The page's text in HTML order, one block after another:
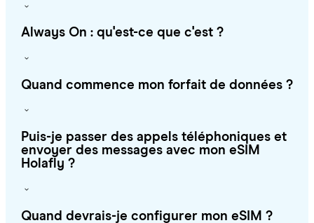
Always On : qu'est-ce que c'est ?
Quand commence mon forfait de données ?
Puis-je passer des appels téléphoniques et
envoyer des messages avec mon eSIM
Holafly ?
Quand devrais-je configurer mon eSIM ?